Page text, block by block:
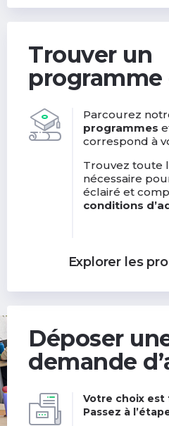
Trouver un
programme
Parcourez
programmes
correspond à
Trouvez toute
nécessaire
éclairé et
conditions
Explorer les
Déposer
demande
Votre choix est
Passez à